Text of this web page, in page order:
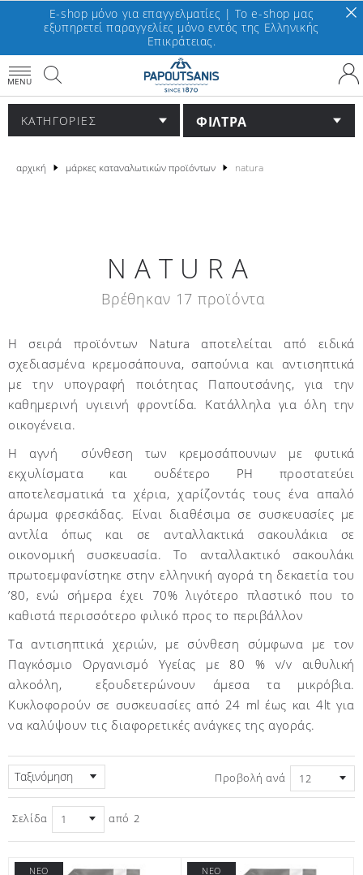
E-shop μόνο για επαγγελματίες | To e-shop μας
εξυπηρετεί παραγγελίες μόνο εντός της Ελληνικής
Επικράτειας.
MENU
ΚΑΤΗΓΟΡΙΕΣ ΦΙΛΤΡΑ
αρχική μάρκες καταναλωτικών προϊόντων natura
NATURA
Βρέθηκαν 17 προϊόντα
Η σειρά προϊόντων Natura αποτελείται από ειδικά
σχεδιασμένα κρεμοσάπουνα, σαπούνια και αντισηπτικά
με την υπογραφή ποιότητας Παπουτσάνης, για την
καθημερινή υγιεινή φροντίδα. Κατάλληλα για όλη την
οικογένεια.
Η αγνή σύνθεση των κρεμοσάπουνων με φυτικά
εκχυλίσματα και ουδέτερο PH προστατεύει
αποτελεσματικά τα χέρια, χαρίζοντάς τους ένα απαλό
άρωμα φρεσκάδας. Είναι διαθέσιμα σε συσκευασίες με
αντλία όπως και σε ανταλλακτικά σακουλάκια σε
οικονομική συσκευασία. Το ανταλλακτικό σακουλάκι
πρωτοεμφανίστηκε στην ελληνική αγορά τη δεκαετία του
’80, ενώ σήμερα έχει 70% λιγότερο πλαστικό που το
καθιστά περισσότερο φιλικό προς το περιβάλλον
Τα αντισηπτικά χεριών, με σύνθεση σύμφωνα με τον
Παγκόσμιο Οργανισμό Υγείας με 80 % v/v αιθυλική
αλκοόλη, εξουδετερώνουν άμεσα τα μικρόβια.
Κυκλοφορούν σε συσκευασίες από 24 ml έως και 4lt για
να καλύψουν τις διαφορετικές ανάγκες της αγοράς.
Ταξινόμηση Προβολή ανά
Σελίδα από 2
ΝΕΟ ΝΕΟ